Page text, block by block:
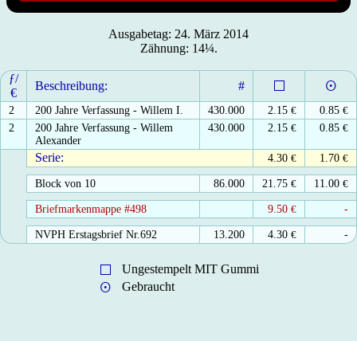
Ausgabetag: 24. März 2014
Zähnung: 14¼.
ƒ/
€
Beschreibung: #
2 200 Jahre Verfassung - Willem I. 430.000 2.15 € 0.85 €
2
200 Jahre Verfassung - Willem
Alexander
430.000 2.15 € 0.85 €
Serie: 4.30 € 1.70 €
Block von 10 86.000 21.75 € 11.00 €
Briefmarkenmappe #498 9.50 € -
NVPH Erstagsbrief Nr.692 13.200 4.30 € -
Ungestempelt MIT Gummi
Gebraucht